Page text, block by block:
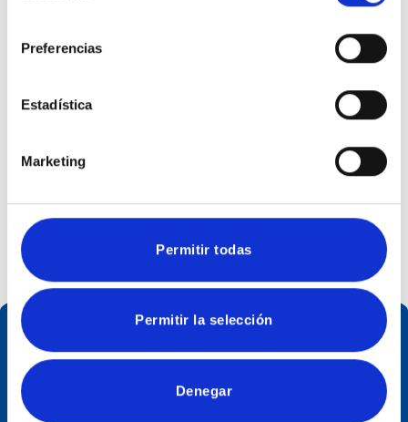
Preferencias
Estadística
Marketing
Permitir todas
Permitir la selección
Denegar
Inmediatos. Se pueden apreciar
Lifting de cejas
Es un procedimiento quirúrgico mediante el cual